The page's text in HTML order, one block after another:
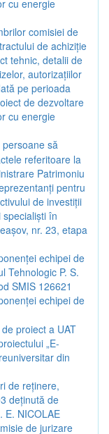
cu energie
comisiei de
de achiziție
tehnic, detalii de
autorizațiilor
pe perioada
de dezvoltare
cu energie
să
referitoare la
Patrimoniu
pentru
de investiții
în
nr. 23, etapa
echipei de
Tehnologic P. S.
SMIS 126621
echipei de
proiect a UAT
„E-
din
de reținere,
deținută de
E. NICOLAE
de jurizare